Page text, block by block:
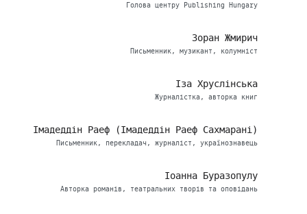
Голова центру Publishing Hungary
Зоран Жмирич
Письменник, музикант, колумніст
Іза Хруслінська
Журналістка, авторка книг
Імадеддін Раеф (Імадеддін Раеф Сахмарані)
Письменник, перекладач, журналіст, українознавець
Іоанна Буразопулу
Авторка романів, театральних творів та оповідань